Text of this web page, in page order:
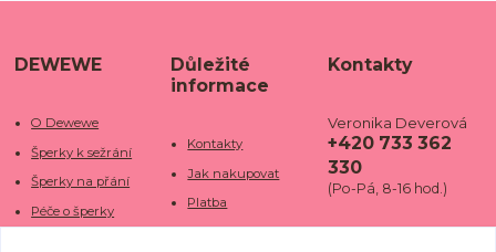
DEWEWE
O Dewewe
Šperky k sežrání
Šperky na přání
Péče o šperky
Důležité
informace
Kontakty
Jak nakupovat
Platba
Doba dodání
Kontakty
Veronika Deverová
+420 733 362
330
(Po-Pá, 8-16 hod.)